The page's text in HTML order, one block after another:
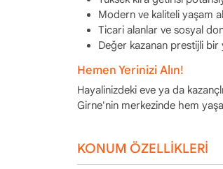
Modern ve kaliteli yaşam
Ticari alanlar ve sosyal
Değer kazanan prestijli bir
Hemen Yerinizi Alın!
Hayalinizdeki eve ya da
Girne'nin merkezinde hem
KONUM ÖZELLİKLERİ